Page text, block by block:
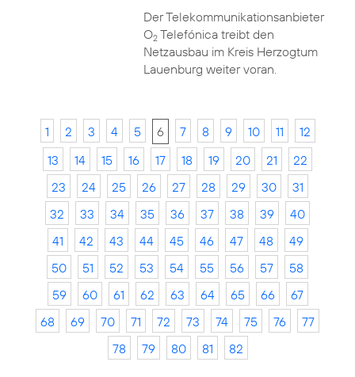
Der Telekommunikationsanbieter
O2Telefónica treibt den
Netzausbau im Kreis Herzogtum
Lauenburg weiter voran.
1 2 3 4 5 6 7 8 9 10 11
12
13
14 15 16 17 18 19 20 21
22
23
24 25 26 27 28 29 30
31
32
33 34 35 36 37 38 39
40
41
42 43 44 45 46 47 48
49
50
51 52 53 54 55 56 57
58
59
60 61 62 63 64 65 66
67
68
69 70 71 72 73 74 75 76
77
78
79 80 81 82